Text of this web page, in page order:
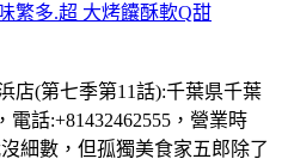
繁多.超 大烤饢酥軟Q甜
店(第七季第11話):千葉県千葉
話:+81432462555，營業時
沒細數，但孤獨美食家五郎除了